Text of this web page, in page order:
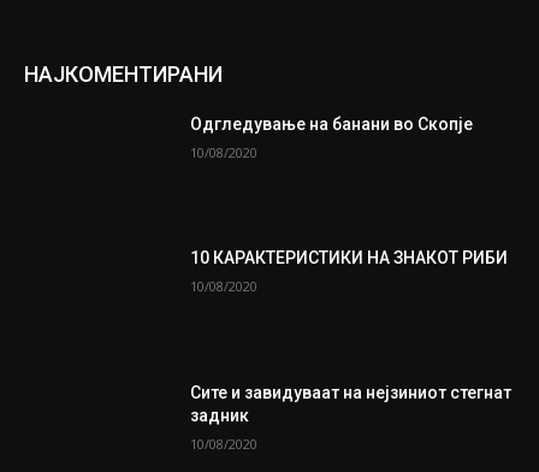
НАЈКОМЕНТИРАНИ
Одгледување на банани во Скопје
10/08/2020
10 КАРАКТЕРИСТИКИ НА ЗНАКОТ РИБИ
10/08/2020
Сите и завидуваат на нејзиниот стегнат
задник
10/08/2020